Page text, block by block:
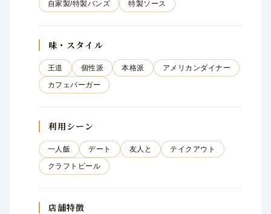
自家製/特製バンズ 特製ソース
味・スタイル
王道 個性派 本格派
アメリカンダイナー
カフェバーガー
利用シーン
一人飯 デート 友人と
テイクアウト
クラフトビール
店舗特徴